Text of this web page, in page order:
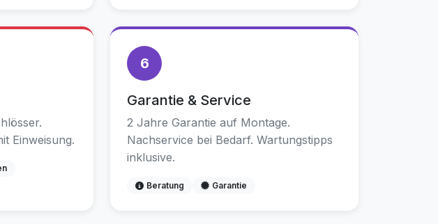
Einweisung.
6
Garantie & Service
2 Jahre Garantie auf Montage.
Nachservice bei Bedarf. Wartungstipps
inklusive.
Beratung Garantie